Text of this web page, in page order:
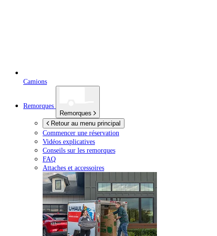
Camions
Remorques
Remorques
Retour au menu principal
Commencer une réservation
Vidéos explicatives
Conseils sur les remorques
FAQ
Attaches et accessoires